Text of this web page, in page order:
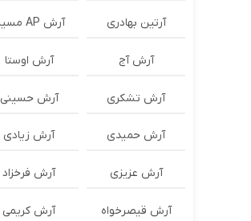
آرتین بهادری آرش AP مسیح
آرش آج آرش اوستا
آرش تشکری آرش حسینی
آرش حمیدی آرش زیادی
آرش عزیزی آرش فرخزاد
آرش قیصرخواه آرش کریمی